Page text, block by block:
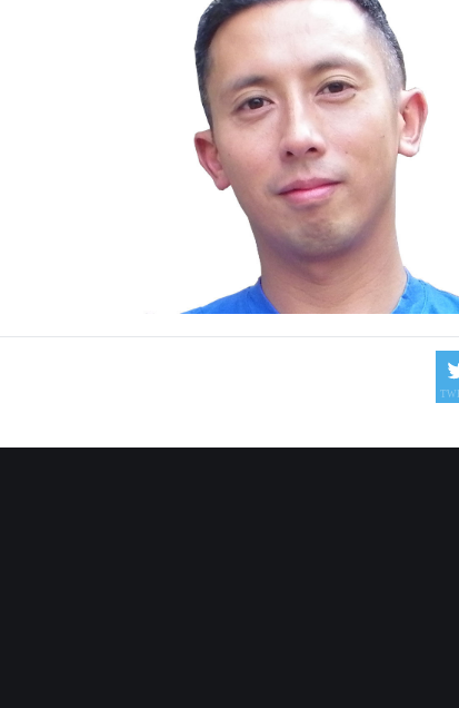
Hartslag en intensiteit
Combi van cardio en kracht
Trainingsfouten top 10
Veel gestelde vragen